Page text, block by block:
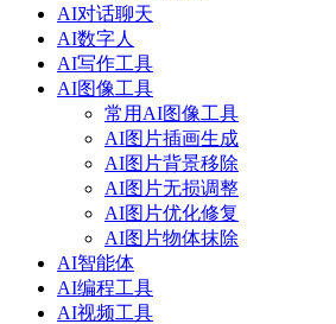
AI对话聊天
AI数字人
AI写作工具
AI图像工具
常用AI图像工具
AI图片插画生成
AI图片背景移除
AI图片无损调整
AI图片优化修复
AI图片物体抹除
AI智能体
AI编程工具
AI视频工具